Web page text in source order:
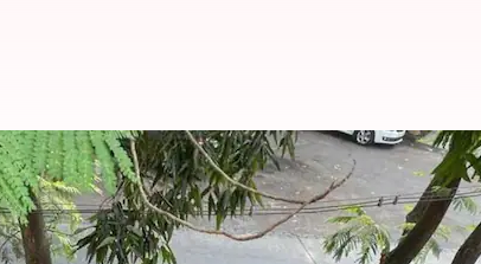
विस्फोटक सामग्री से भरी कार